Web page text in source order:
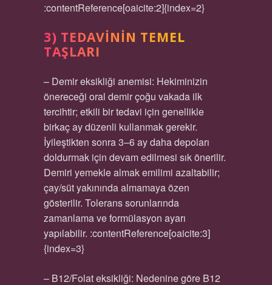
:contentReference[oaicite:2]{index=2}
3) TEDAVININ TEMEL
TAŞLARI
– Demir eksikliği anemisi: Hekiminizin
önereceği oral demir çoğu vakada ilk
tercihtir; etkili bir tedavi için genellikle
birkaç ay düzenli kullanmak gerekir.
İyileştikten sonra 3–6 ay daha depoları
doldurmak için devam edilmesi sık önerilir.
Demiri yemekle almak emilimi azaltabilir;
çay/süt yakınında almamaya özen
gösterilir. Tolerans sorunlarında
zamanlama ve formülasyon ayarı
yapılabilir. :contentReference[oaicite:3]
{index=3}
– B12/Folat eksikliği: Nedenine göre B12